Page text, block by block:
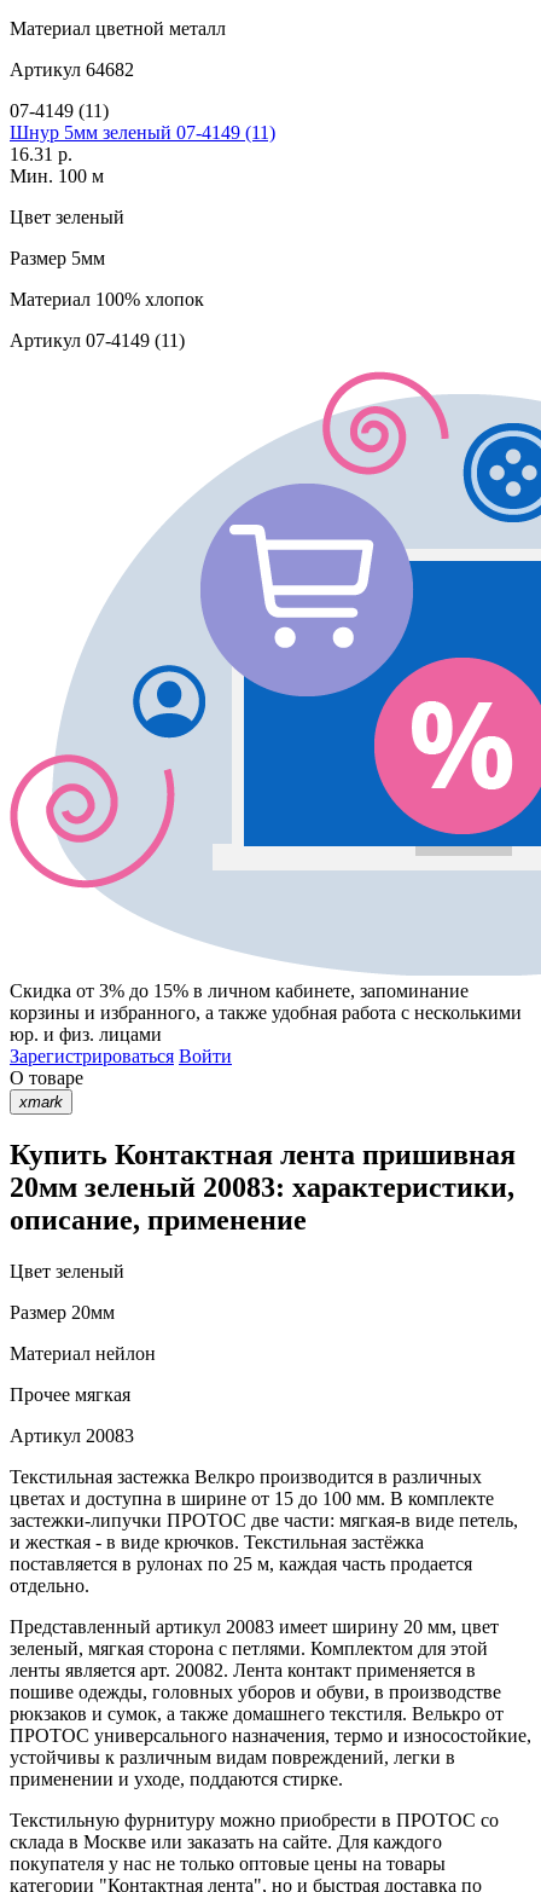
Материал цветной металл
Артикул 64682
07-4149 (11)
Шнур 5мм зеленый 07-4149 (11)
16.31 р.
Мин. 100 м
Цвет зеленый
Размер 5мм
Материал 100% хлопок
Артикул 07-4149 (11)
Скидка от 3% до 15% в личном кабинете, запоминание
корзины и избранного, а также удобная работа с несколькими
юр. и физ. лицами
Зарегистрироваться Войти
О товаре
xmark
Купить Контактная лента пришивная
20мм зеленый 20083: характеристики,
описание, применение
Цвет зеленый
Размер 20мм
Материал нейлон
Прочее мягкая
Артикул 20083
Текстильная застежка Велкро производится в различных
цветах и доступна в ширине от 15 до 100 мм. В комплекте
застежки-липучки ПРОТОС две части: мягкая-в виде петель,
и жесткая - в виде крючков. Текстильная застёжка
поставляется в рулонах по 25 м, каждая часть продается
отдельно.
Представленный артикул 20083 имеет ширину 20 мм, цвет
зеленый, мягкая сторона с петлями. Комплектом для этой
ленты является арт. 20082. Лента контакт применяется в
пошиве одежды, головных уборов и обуви, в производстве
рюкзаков и сумок, а также домашнего текстиля. Велькро от
ПРОТОС универсального назначения, термо и износостойкие,
устойчивы к различным видам повреждений, легки в
применении и уходе, поддаются стирке.
Текстильную фурнитуру можно приобрести в ПРОТОС со
склада в Москве или заказать на сайте. Для каждого
покупателя у нас не только оптовые цены на товары
категории "Контактная лента", но и быстрая доставка по